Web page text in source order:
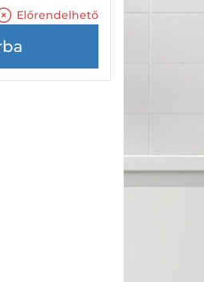
Előrendelhető